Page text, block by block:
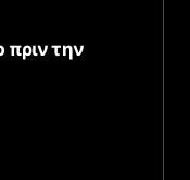
πριν την